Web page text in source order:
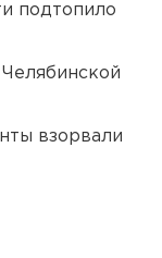
подтопило
взорвали